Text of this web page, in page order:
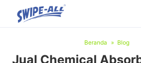
Beranda Blog
Jual Chemical